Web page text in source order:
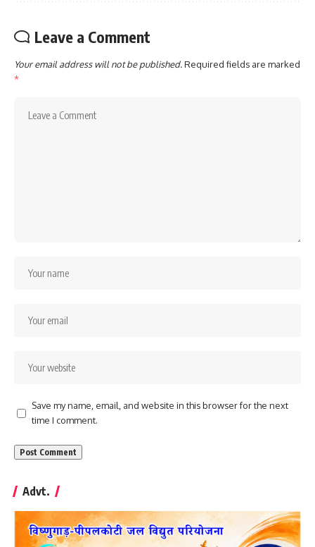
Leave a Comment
Your email address will not be published.Required fields are marked
*
Save my name, email, and website in this browser for the next
time I comment.
Advt.